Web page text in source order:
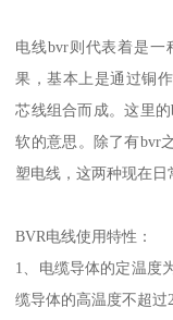
电线bvr则代表着是一
果，基本上是通过铜
芯线组合而成。这里
软的意思。除了有bvr
塑电线，这两种现在日
BVR电线使用特性：
1、电缆导体的定温度
缆导体的高温度不超过